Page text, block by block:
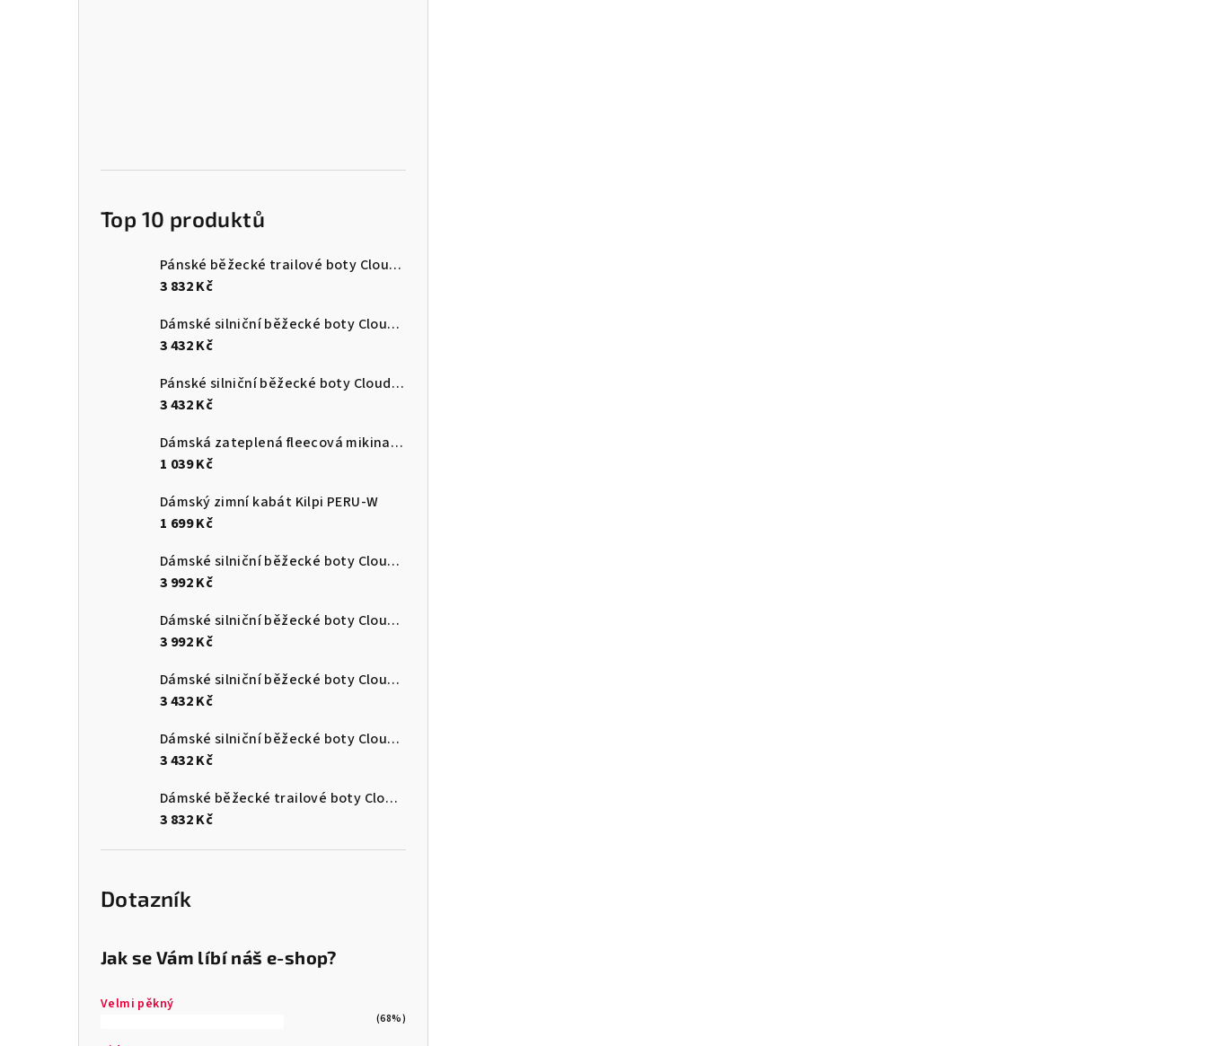
Top 10 produktů
Pánské běžecké trailové boty Cloudultra 3
3 832 Kč
Dámské silniční běžecké boty Cloudswift 4
3 432 Kč
Pánské silniční běžecké boty Cloudsurfer Max
3 432 Kč
Dámská zateplená fleecová mikina s kapucí Kilpi NEVIA-W
1 039 Kč
Dámský zimní kabát Kilpi PERU-W
1 699 Kč
Dámské silniční běžecké boty Cloudmonster 3
3 992 Kč
Dámské silniční běžecké boty Cloudmonster 3
3 992 Kč
Dámské silniční běžecké boty Cloudsurfer Max
3 432 Kč
Dámské silniční běžecké boty Cloudsurfer Max
3 432 Kč
Dámské běžecké trailové boty Cloudultra 3
3 832 Kč
Dotazník
Jak se Vám líbí náš e-shop?
Velmi pěkný
(68%)